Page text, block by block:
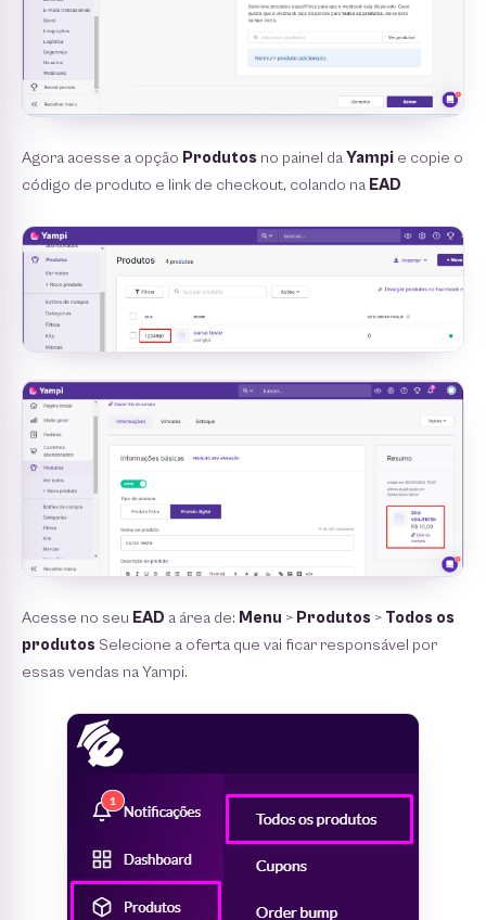
Agora acesse a opção Produtos no painel daYampi e copie o
código de produto e link de checkout, colando na EAD
Acesse no seu EAD a área de: Menu > Produtos > Todos os
produtos Selecione a oferta que vai ficar responsável por
essas vendas na Yampi.